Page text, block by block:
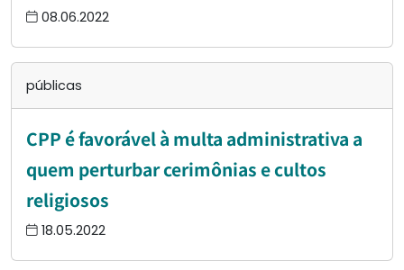
08.06.2022
públicas
CPP é favorável à multa administrativa a
quem perturbar cerimônias e cultos
religiosos
18.05.2022